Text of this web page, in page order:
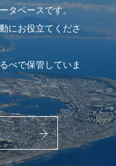
タベースです。
にお役立てくださ
べで保管していま